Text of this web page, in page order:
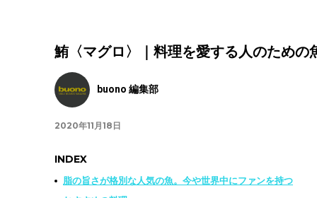
鮪〈マグロ〉｜料理を愛する人のための
buono 編集部
2020年11月18日
INDEX
脂の旨さが格別な人気の魚。今や世界中にファンを持つ